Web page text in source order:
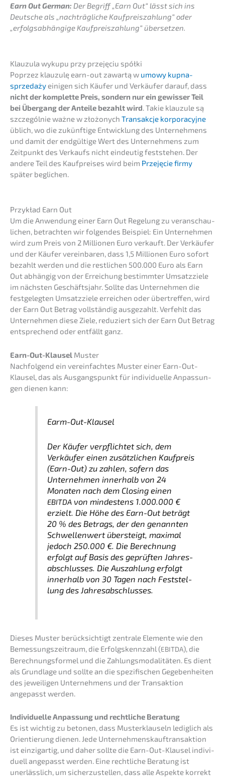
Earn Out German: Der Begriff „Earn Out“ lässt sich ins
Deutsche als „nachträg­li­che Kaufpreis­zah­lung“ oder
„erfolgs­ab­hän­gi­ge Kaufpreis­zah­lung“ übersetzen.
Klauzu­la wykupu przy przejęciu spółki
Poprzez klauzu­lę earn-out zawar­tą w umowy kupna-
sprze­daży einigen sich Käufer und Verkäu­fer darauf, dass
nicht der komplet­te Preis, sondern nur ein gewis­ser Teil
bei Übergang der Antei­le bezahlt wird . Takie klauzu­le są
szcze­gól­nie ważne w złożonych Transak­c­je korpora­cy­j­ne
üblich, wo die zukünf­ti­ge Entwick­lung des Unter­neh­mens
und damit der endgül­ti­ge Wert des Unter­neh­mens zum
Zeitpunkt des Verkaufs nicht eindeu­tig festste­hen. Der
andere Teil des Kaufprei­ses wird beim Przejęcie firmy
später beglichen.
Przykład Earn Out
Um die Anwen­dung einer Earn Out Regelung zu veran­schau­
li­chen, betrach­ten wir folgen­des Beispiel: Ein Unter­neh­men
wird zum Preis von 2 Millio­nen Euro verkauft. Der Verkäu­fer
und der Käufer verein­ba­ren, dass 1,5 Millio­nen Euro sofort
bezahlt werden und die restli­chen 500.000 Euro als Earn
Out abhän­gig von der Errei­chung bestimm­ter Umsatz­zie­le
im nächs­ten Geschäfts­jahr. Sollte das Unter­neh­men die
festge­leg­ten Umsatz­zie­le errei­chen oder übertref­fen, wird
der Earn Out Betrag vollstän­dig ausge­zahlt. Verfehlt das
Unter­neh­men diese Ziele, reduziert sich der Earn Out Betrag
entspre­chend oder entfällt ganz.
Earn-Out-Klausel Muster
Nachfol­gend ein verein­fach­tes Muster einer Earn-Out-
Klausel, das als Ausgangs­punkt für indivi­du­el­le Anpas­sun­
gen dienen kann:
Earm-Out-Klausel
Der Käufer verpflich­tet sich, dem
Verkäu­fer einen zusätz­li­chen Kaufpreis
(Earn-Out) zu zahlen, sofern das
Unter­neh­men inner­halb von 24
Monaten nach dem Closing einen
EBITDA von mindes­tens 1.000.000 €
erzielt. Die Höhe des Earn-Out beträgt
20 % des Betrags, der den genann­ten
Schwel­len­wert übersteigt, maximal
jedoch 250.000 €. Die Berech­nung
erfolgt auf Basis des geprüf­ten Jahres­
ab­schlus­ses. Die Auszah­lung erfolgt
inner­halb von 30 Tagen nach Feststel­
lung des Jahresabschlusses.
Dieses Muster berück­sich­tigt zentra­le Elemen­te wie den
Bemes­sungs­zeit­raum, die Erfolgs­kenn­zahl (EBITDA), die
Berech­nungs­for­mel und die Zahlungs­mo­da­li­tä­ten. Es dient
als Grund­la­ge und sollte an die spezi­fi­schen Gegeben­hei­ten
des jewei­li­gen Unter­neh­mens und der Trans­ak­ti­on
angepasst werden.
Indivi­du­el­le Anpas­sung und recht­li­che Beratung
Es ist wichtig zu betonen, dass Muster­klau­seln ledig­lich als
Orien­tie­rung dienen. Jede Unter­neh­mens­k­auf­trans­ak­ti­on
ist einzig­ar­tig, und daher sollte die Earn-Out-Klausel indivi­
du­ell angepasst werden. Eine recht­li­che Beratung ist
unerläss­lich, um sicher­zu­stel­len, dass alle Aspek­te korrekt